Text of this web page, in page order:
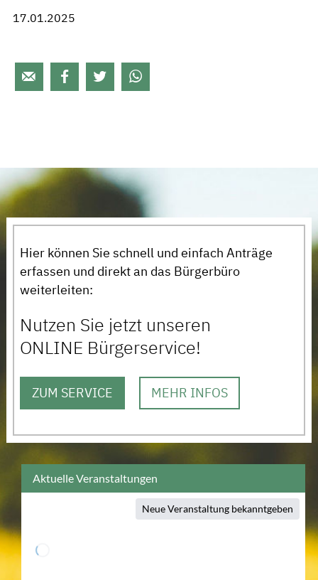
17.01.2025
   
Hier können Sie schnell und einfach Anträge
erfassen und direkt an das Bürgerbüro
weiterleiten:
Nutzen Sie jetzt unseren
ONLINE Bürgerservice!
ZUM SERVICE MEHR INFOS